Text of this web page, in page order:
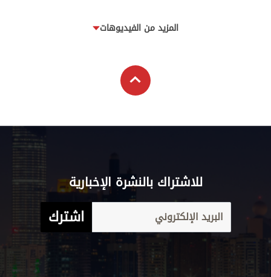
المزيد من الفيديوهات
للاشتراك بالنشرة الإخبارية
اشترك